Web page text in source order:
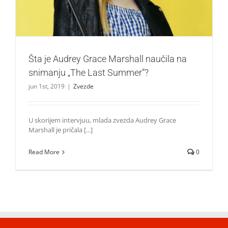
Šta je Audrey Grace Marshall naučila na
snimanju „The Last Summer”?
jun 1st, 2019 | Zvezde
U skorijem intervjuu, mlada zvezda Audrey Grace
Marshall je pričala [...]
Read More 0